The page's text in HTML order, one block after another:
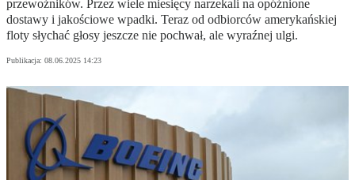
przewoźników. Przez wiele miesięcy narzekali na opóźnione
dostawy i jakościowe wpadki. Teraz od odbiorców amerykańskiej
floty słychać głosy jeszcze nie pochwał, ale wyraźnej ulgi.
Publikacja: 08.06.2025 14:23